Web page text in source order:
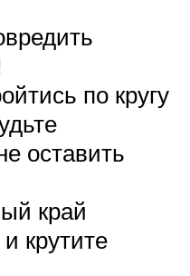
по кругу
оставить
край
крутите